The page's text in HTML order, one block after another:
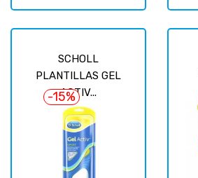
SCHOLL
PLANTILLAS GEL
ACTIV...
-15%